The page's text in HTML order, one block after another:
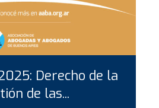
Derecho de la
de las...